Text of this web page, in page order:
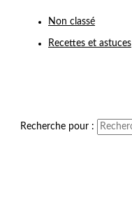
Non classé
Recettes et astuces
Recherche pour :